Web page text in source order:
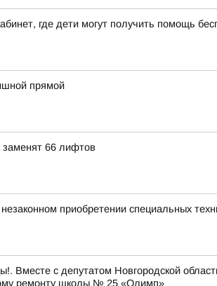
где дети могут получить помощь
прямой
заменят 66 лифтов
приобретении специальных
Вместе с депутатом Новгородской
ремонту школы № 25 «Олимп»